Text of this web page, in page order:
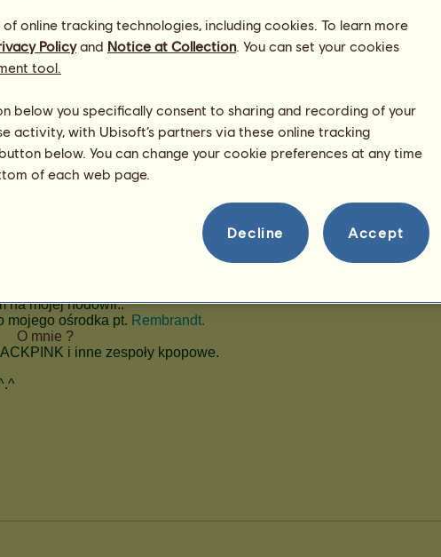
Punk rock Country
online tracking technologies, including cookies. To learn more
Policyand Notice at Collection. You can set your cookies
tool.
below you specifically consent to sharing and recording of your
activity, with Ubisoft’s partners via these online tracking
below. You can change your cookie preferences at any time
of each web page.
Decline Accept